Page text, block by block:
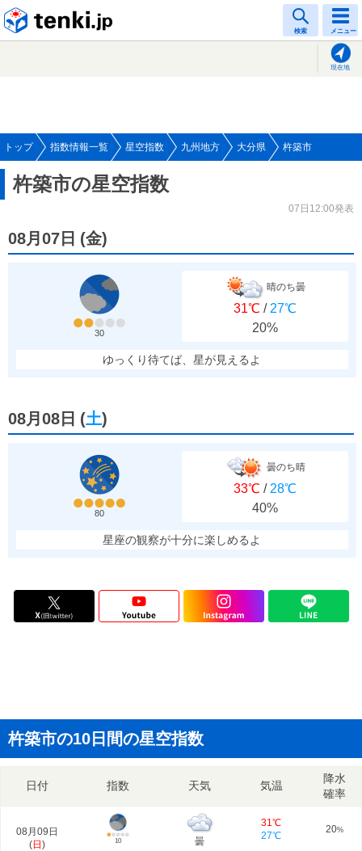
検索 メニュー
現在地
トップ 指数情報一覧 星空指数 九州地方 大分県 杵築市
杵築市の星空指数
07日12:00発表
08月07日 (金)
30
晴のち曇
31℃ / 27℃
20%
ゆっくり待てば、星が見えるよ
08月08日 (土)
80
曇のち晴
33℃ / 28℃
40%
星座の観察が十分に楽しめるよ
杵築市の10日間の星空指数
日付 指数 天気 気温
降水
確率
08月09日
(日 ) 10 曇
31℃
27℃
20%